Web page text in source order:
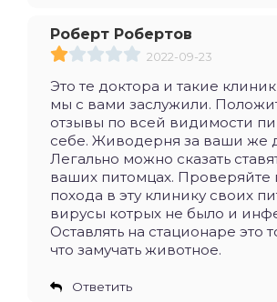
Роберт Робертов
2022-09-23
Это те доктора и такие
мы с вами заслужили.
отзывы по всей видимости
себе. Живодерня за ваши же
Легально можно сказать
ваших питомцах. Проверяйте
похода в эту клинику своих
вирусы котрых не было и
Оставлять на стационаре это
что замучать животное.
Ответить